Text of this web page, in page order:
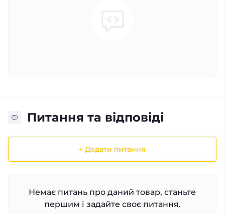
Питання та відповіді
+ Додати питання
Немає питань про даний товар, станьте
першим і задайте своє питання.